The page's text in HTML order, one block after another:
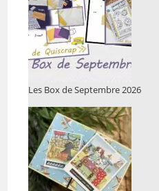
Les Box de Septembre 2026